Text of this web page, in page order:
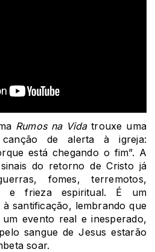
Rumos na Vidatrouxe uma
de alerta à igreja:
está chegando o fim”. A
do retorno de Cristo já
fomes, terremotos,
e frieza espiritual. É um
santificação, lembrando que
evento real e inesperado,
sangue de Jesus estarão
soar.